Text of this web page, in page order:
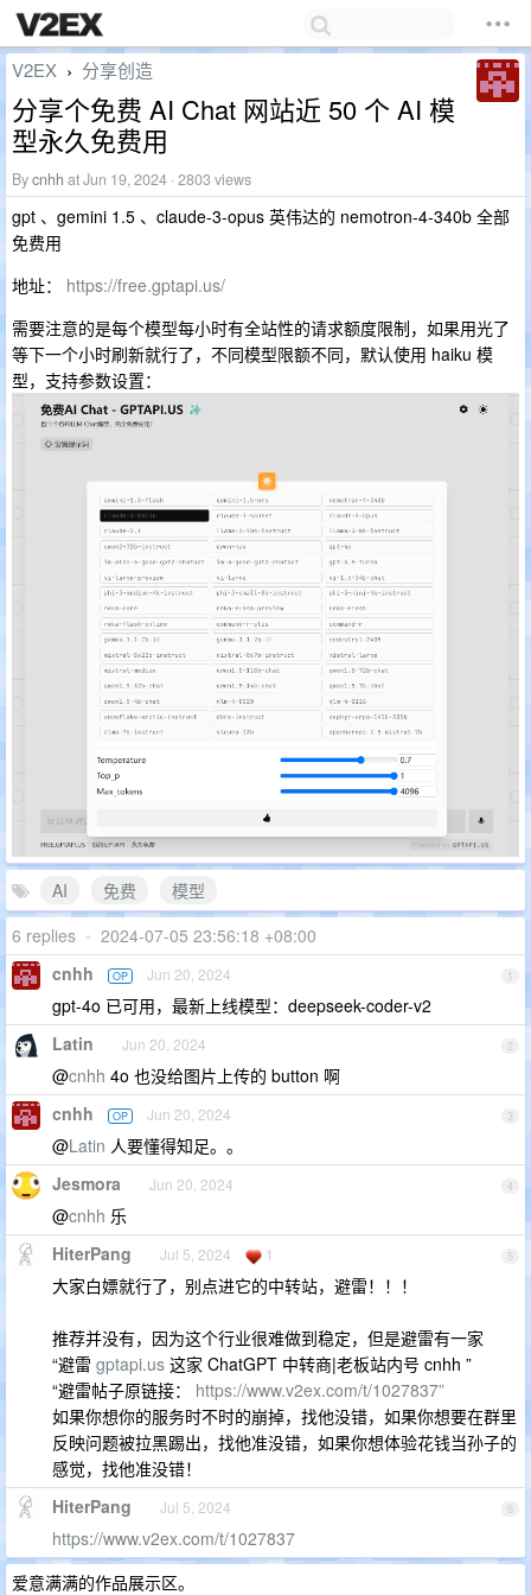
V2EX › 分享创造
分享个免费 AI Chat 网站近 50 个 AI 模
型永久免费用
Bycnhh at Jun 19, 2024 · 2803 views
gpt 、gemini 1.5 、claude-3-opus 英伟达的 nemotron-4-340b 全部
免费用
地址： https://free.gptapi.us/
需要注意的是每个模型每小时有全站性的请求额度限制，如果用光了
等下一个小时刷新就行了，不同模型限额不同，默认使用 haiku 模
型，支持参数设置：
AI 免费
模型
6 replies • 2024-07-05 23:56:18 +08:00
1
cnhh OP Jun 20, 2024
gpt-4o 已可用，最新上线模型：deepseek-coder-v2
2
Latin Jun 20, 2024
@cnhh 4o 也没给图片上传的 button 啊
3
cnhh OP Jun 20, 2024
@Latin 人要懂得知足。。
4
Jesmora Jun 20, 2024
@cnhh 乐
5
HiterPang Jul 5, 2024 1
大家白嫖就行了，别点进它的中转站，避雷！！！
推荐并没有，因为这个行业很难做到稳定，但是避雷有一家
“避雷 gptapi.us 这家 ChatGPT 中转商|老板站内号 cnhh ”
“避雷帖子原链接： https://www.v2ex.com/t/1027837”
如果你想你的服务时不时的崩掉，找他没错，如果你想要在群里
反映问题被拉黑踢出，找他准没错，如果你想体验花钱当孙子的
感觉，找他准没错！
6
HiterPang Jul 5, 2024
https://www.v2ex.com/t/1027837
爱意满满的作品展示区。